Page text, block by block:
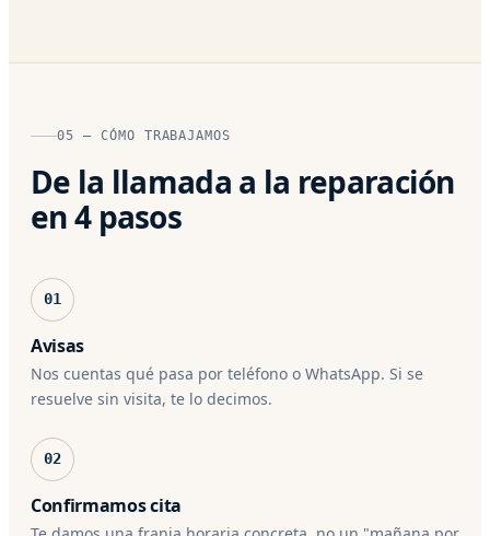
05 — CÓMO TRABAJAMOS
De la llamada a la reparación
en 4 pasos
01
Avisas
Nos cuentas qué pasa por teléfono o WhatsApp. Si se
resuelve sin visita, te lo decimos.
02
Confirmamos cita